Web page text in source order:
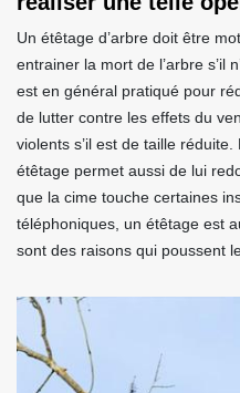
Un étêtage d’arbre doit être
entrainer la mort de l’arbre s’il
est en général pratiqué pour
de lutter contre les effets du
violents s’il est de taille
étêtage permet aussi de lui
que la cime touche certaines
téléphoniques, un étêtage est
sont des raisons qui poussent